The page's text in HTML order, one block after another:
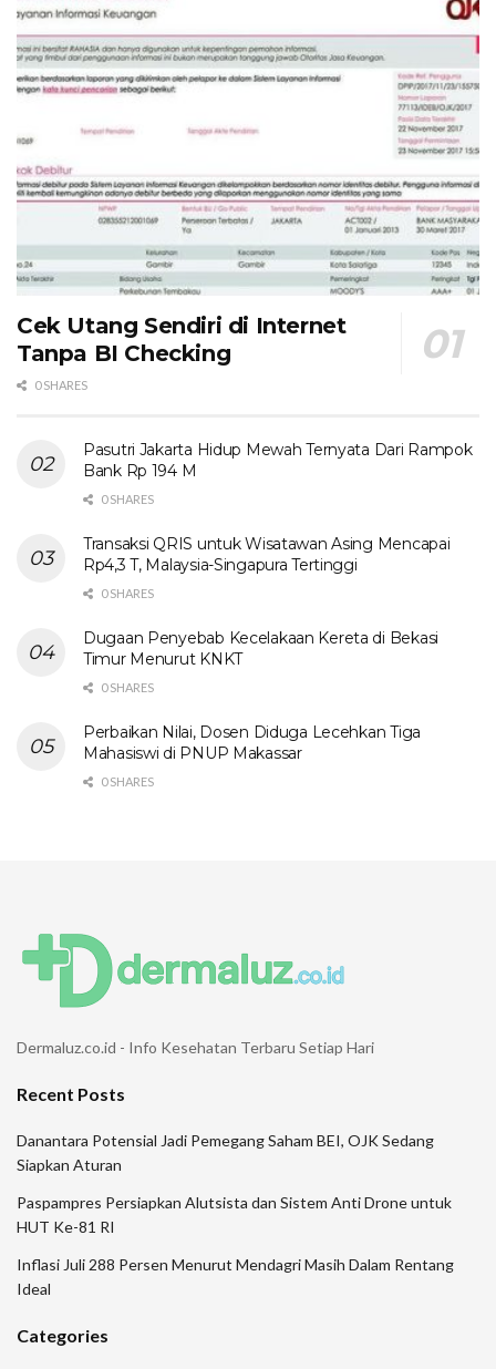
Cek Utang Sendiri di Internet
Tanpa BI Checking
0 SHARES
Pasutri Jakarta Hidup Mewah Ternyata Dari Rampok
Bank Rp 194 M
0 SHARES
Transaksi QRIS untuk Wisatawan Asing Mencapai
Rp4,3 T, Malaysia-Singapura Tertinggi
0 SHARES
Dugaan Penyebab Kecelakaan Kereta di Bekasi
Timur Menurut KNKT
0 SHARES
Perbaikan Nilai, Dosen Diduga Lecehkan Tiga
Mahasiswi di PNUP Makassar
0 SHARES
Dermaluz.co.id - Info Kesehatan Terbaru Setiap Hari
Recent Posts
Danantara Potensial Jadi Pemegang Saham BEI, OJK Sedang
Siapkan Aturan
Paspampres Persiapkan Alutsista dan Sistem Anti Drone untuk
HUT Ke-81 RI
Inflasi Juli 288 Persen Menurut Mendagri Masih Dalam Rentang
Ideal
Categories